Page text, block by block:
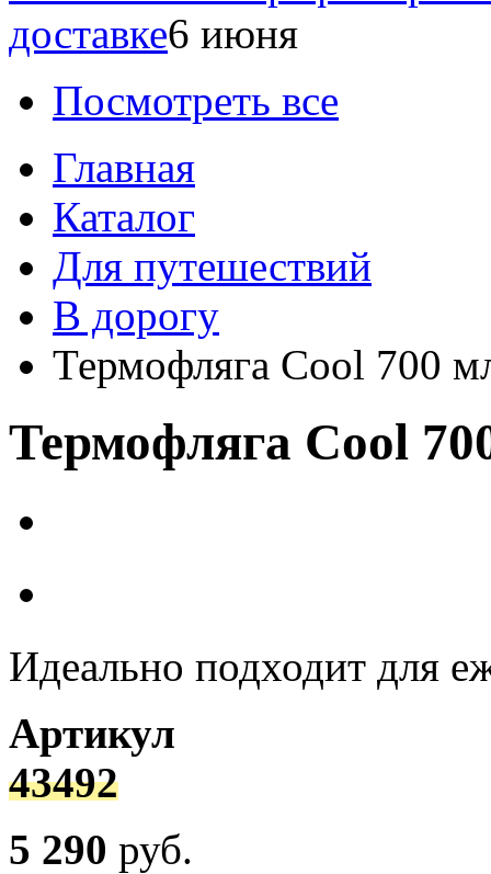
доставке6 июня
Посмотреть все
Главная
Каталог
Для путешествий
В дорогу
Термофляга Cool 700
Термофляга Cool
Идеально подходит для
Артикул
43492
5 290 руб.